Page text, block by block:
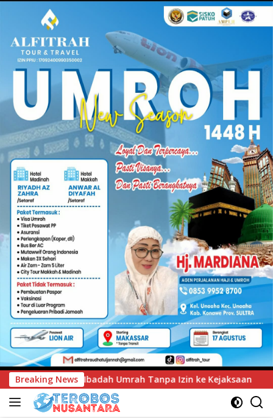
Breaking News
Izin ke Kejaksaan UNIMEN Tambah Delapan